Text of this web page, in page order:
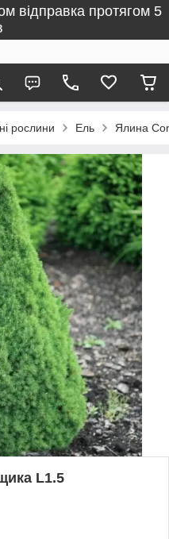
відправка протягом 5
рослини Ель Ялина
L1.5